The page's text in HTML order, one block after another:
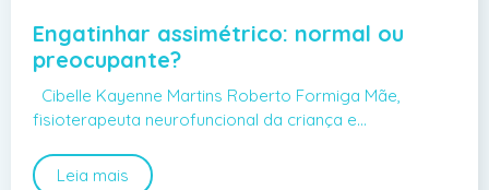
Engatinhar assimétrico: normal ou
preocupante?
Cibelle Kayenne Martins Roberto Formiga Mãe,
fisioterapeuta neurofuncional da criança e…
Leia mais